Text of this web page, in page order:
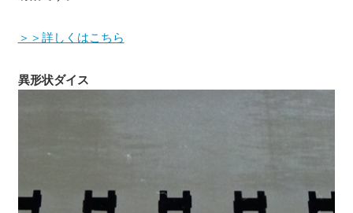
＞＞詳しくはこちら
異形状ダイス